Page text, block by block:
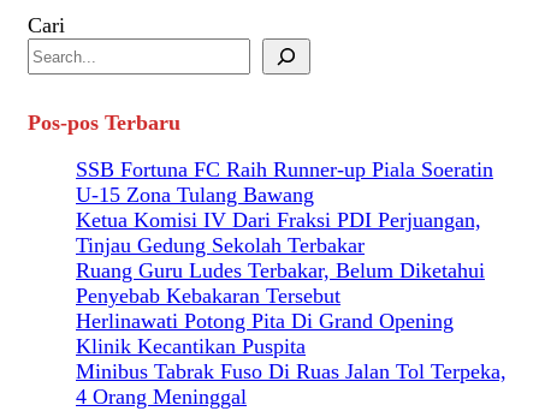
Cari
Pos-pos Terbaru
SSB Fortuna FC Raih Runner-up Piala Soeratin
U-15 Zona Tulang Bawang
Ketua Komisi IV Dari Fraksi PDI Perjuangan,
Tinjau Gedung Sekolah Terbakar
Ruang Guru Ludes Terbakar, Belum Diketahui
Penyebab Kebakaran Tersebut
Herlinawati Potong Pita Di Grand Opening
Klinik Kecantikan Puspita
Minibus Tabrak Fuso Di Ruas Jalan Tol Terpeka,
4 Orang Meninggal